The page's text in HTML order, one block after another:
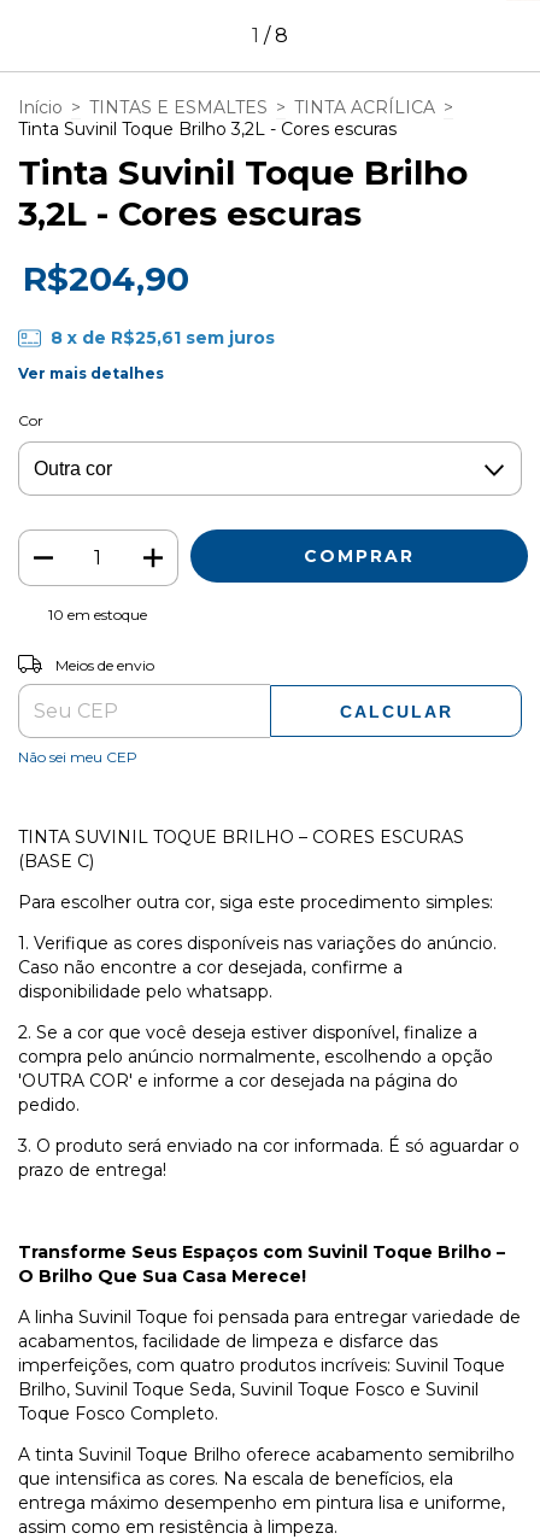
1 /8
Início > TINTAS E ESMALTES > TINTA ACRÍLICA >
Tinta Suvinil Toque Brilho 3,2L - Cores escuras
Tinta Suvinil Toque Brilho
3,2L - Cores escuras
R$204,90
8 x de R$25,61 sem juros
Ver mais detalhes
Cor
10 em estoque
Entregas para o CEP:
Meios de envio
CALCULAR
Não sei meu CEP
TINTA SUVINIL TOQUE BRILHO – CORES ESCURAS
(BASE C)
Para escolher outra cor, siga este procedimento simples:
1. Verifique as cores disponíveis nas variações do anúncio.
Caso não encontre a cor desejada, confirme a
disponibilidade pelo whatsapp.
2. Se a cor que você deseja estiver disponível, finalize a
compra pelo anúncio normalmente, escolhendo a opção
'OUTRA COR' e informe a cor desejada na página do
pedido.
3. O produto será enviado na cor informada. É só aguardar o
prazo de entrega!
Transforme Seus Espaços com Suvinil Toque Brilho –
O Brilho Que Sua Casa Merece!
A linha Suvinil Toque foi pensada para entregar variedade de
acabamentos, facilidade de limpeza e disfarce das
imperfeições, com quatro produtos incríveis: Suvinil Toque
Brilho, Suvinil Toque Seda, Suvinil Toque Fosco e Suvinil
Toque Fosco Completo.
A tinta Suvinil Toque Brilho oferece acabamento semibrilho
que intensifica as cores. Na escala de benefícios, ela
entrega máximo desempenho em pintura lisa e uniforme,
assim como em resistência à limpeza.